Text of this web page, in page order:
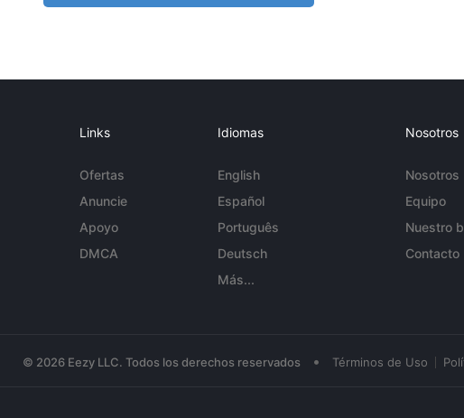
Links
Ofertas
Anuncie
Apoyo
DMCA
Idiomas
English
Español
Português
Deutsch
Más...
Nosotros
Nosotros
Equipo
Nuestro
Contacto
© 2026 Eezy LLC. Todos los derechos reservados • Términos de Uso